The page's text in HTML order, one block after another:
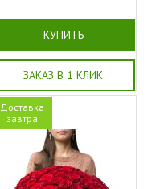
КУПИТЬ
ЗАКАЗ В 1 КЛИК
Доставка
завтра